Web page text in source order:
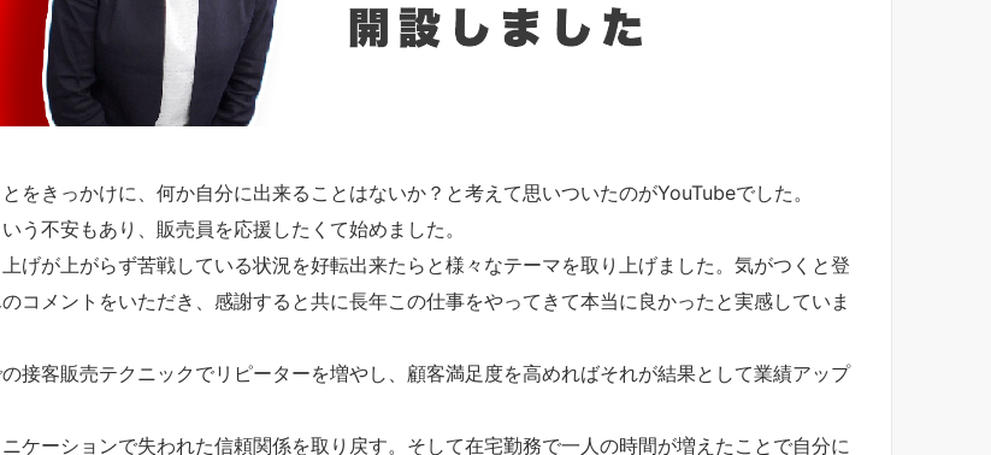
をきっかけに、何か自分に出来ることはないか？と考えて思いついたのがYouTubeでした。
う不安もあり、販売員を応援したくて始めました。
げが上がらず苦戦している状況を好転出来たらと様々なテーマを取り上げました。気がつくと登
コメントをいただき、感謝すると共に長年この仕事をやってきて本当に良かったと実感していま
接客販売テクニックでリピーターを増やし、顧客満足度を高めればそれが結果として業績アップ
ケーションで失われた信頼関係を取り戻す。そして在宅勤務で一人の時間が増えたことで自分に